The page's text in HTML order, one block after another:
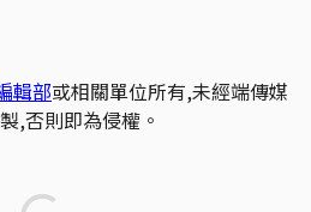
輯部或相關單位所有,未經端傳媒
,否則即為侵權。